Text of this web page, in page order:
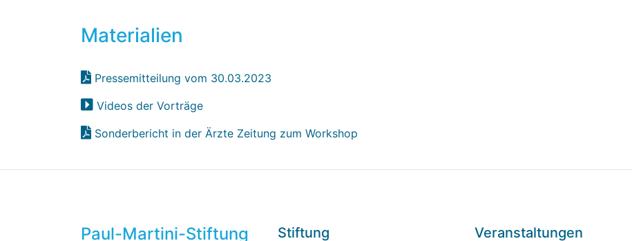
Materialien
Pressemitteilung vom 30.03.2023
Videos der Vorträge
Sonderbericht in der Ärzte Zeitung zum Workshop
Paul-Martini-Stiftung Stiftung Veranstaltungen